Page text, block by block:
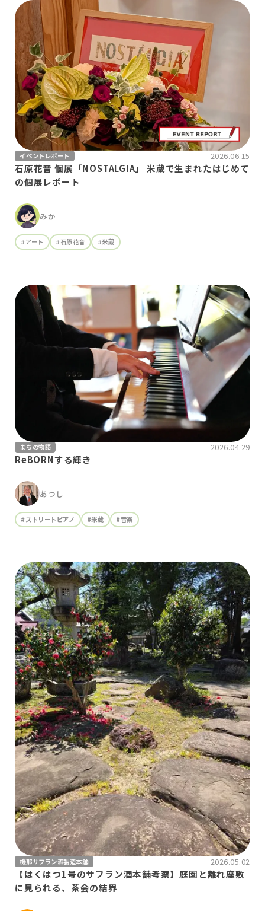
石原花音 個展「NOSTALGIA」 米蔵で生まれたはじめて
の個展レポート
みか
イベントレポート 2026.06.15
#アート #石原花音 #米蔵
ReBORNする輝き
あつし
まちの物語 2026.04.29
#ストリートピアノ #米蔵 #音楽
【はくはつ1号のサフラン酒本舗考察】庭園と離れ座敷
に見られる、茶会の結界
機那サフラン酒製造本舗 2026.05.02